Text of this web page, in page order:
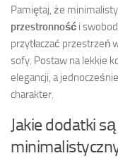
Pamiętaj, że
przestronność i
przytłaczać przestrzeń
sofy. Postaw na lekkie
elegancji, a
charakter.
Jakie dodatki